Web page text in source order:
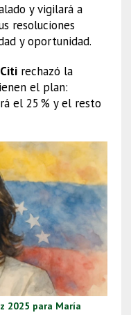
y vigilará a
resoluciones
y oportunidad.
Citirechazó la
el plan:
el 25 % y el resto
2025 para María